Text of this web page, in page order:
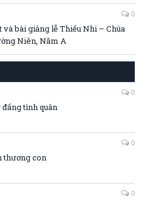
0
bài giảng lễ Thiếu Nhi – Chúa
Niên, Năm A
0
tình quân
0
thương con
0